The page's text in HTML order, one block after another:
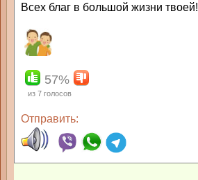
Всех благ в большой жизни твоей!
57%
из 7 голосов
Отправить: